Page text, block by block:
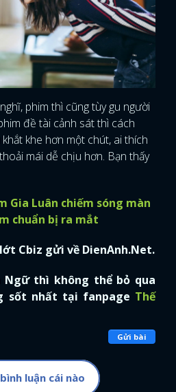
phim thì cũng tùy gu người
đề tài cảnh sát thì cách
khe hơn một chút, ai thích
mái dễ chịu hơn. Bạn thấy
Gia Luân chiếm sóng màn
chuẩn bị ra mắt
Cbiz gửi về DienAnh.Net.
Ngữ thì không thể bỏ qua
sốt nhất tại fanpage Thế
Gửi bài
luận cái nào